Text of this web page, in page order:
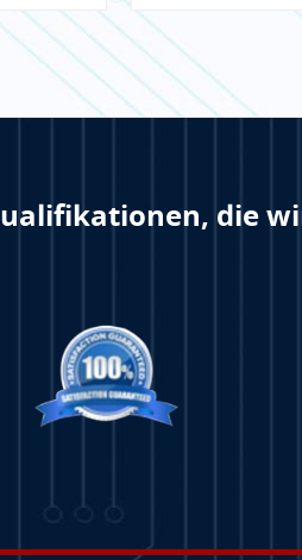
LERN
die